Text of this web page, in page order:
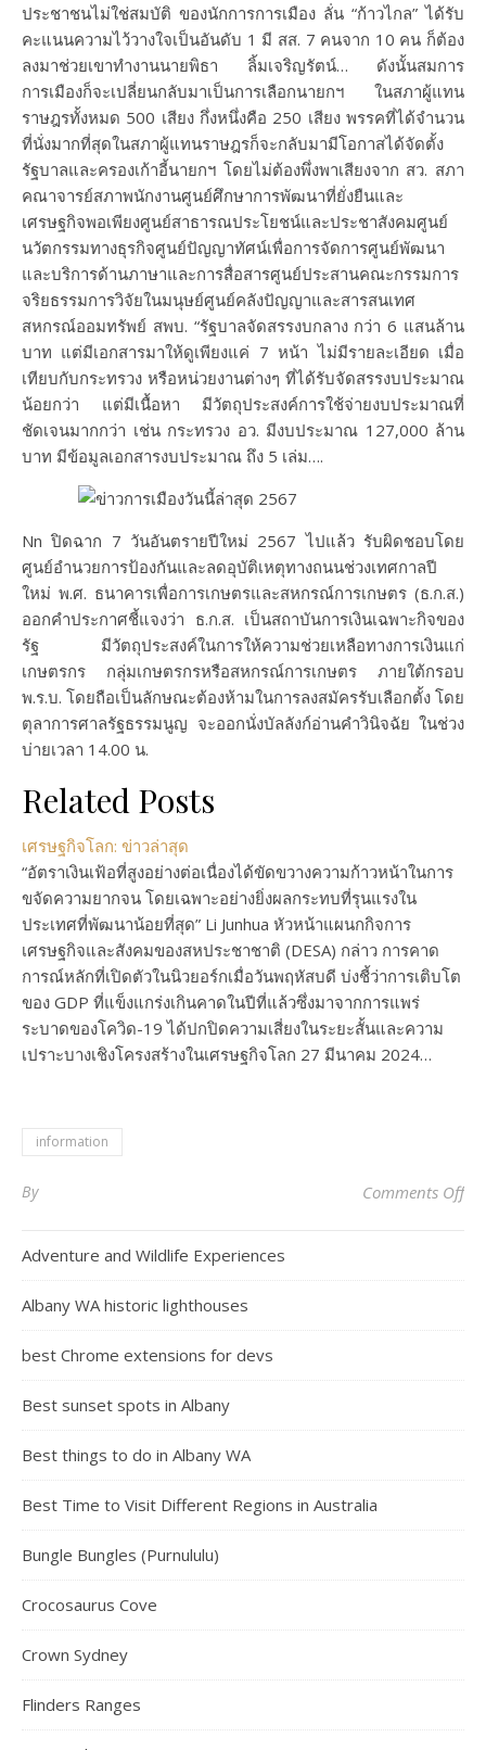
ประชาชนไม่ใช่สมบัติ ของนักการการเมือง ลั่น “ก้าวไกล” ได้รับ
คะแนนความไว้วางใจเป็นอันดับ 1 มี สส. 7 คนจาก 10 คน ก็ต้อง
ลงมาช่วยเขาทำงาน​นายพิธา ลิ้ม​เจริญ​รัตน์​… ดังนั้นสมการ
การเมืองก็จะเปลี่ยนกลับมาเป็นการเลือกนายกฯ ในสภาผู้แทน
ราษฎรทั้งหมด 500 เสียง กึ่งหนึ่งคือ 250 เสียง พรรคที่ได้จำนวน
ที่นั่งมากที่สุดในสภาผู้แทนราษฎรก็จะกลับมามีโอกาสได้จัดตั้ง
รัฐบาลและครองเก้าอี้นายกฯ โดยไม่ต้องพึ่งพาเสียงจาก สว. สภา
คณาจารย์สภาพนักงานศูนย์ศึกษาการพัฒนาที่ยั่งยืนและ
เศรษฐกิจพอเพียงศูนย์สาธารณประโยชน์และประชาสังคมศูนย์
นวัตกรรมทางธุรกิจศูนย์ปัญญาทัศน์เพื่อการจัดการศูนย์พัฒนา
และบริการด้านภาษาและการสื่อสารศูนย์ประสานคณะกรรมการ
จริยธรรมการวิจัยในมนุษย์ศูนย์คลังปัญญาและสารสนเทศ
สหกรณ์ออมทรัพย์ สพบ. “รัฐบาลจัดสรรงบกลาง กว่า 6 แสนล้าน
บาท แต่มีเอกสารมาให้ดูเพียงแค่ 7 หน้า ไม่มีรายละเอียด เมื่อ
เทียบกับกระทรวง หรือหน่วยงานต่างๆ ที่ได้รับจัดสรรงบประมาณ
น้อยกว่า แต่มีเนื้อหา มีวัตถุประสงค์การใช้จ่ายงบประมาณที่
ชัดเจนมากกว่า เช่น กระทรวง อว. มีงบประมาณ 127,000 ล้าน
บาท มีข้อมูลเอกสารงบประมาณ ถึง 5 เล่ม….
Nn ปิดฉาก 7 วันอันตรายปีใหม่ 2567 ไปแล้ว รับผิดชอบโดย
ศูนย์อำนวยการป้องกันและลดอุบัติเหตุทางถนนช่วงเทศกาลปี
ใหม่ พ.ศ. ธนาคารเพื่อการเกษตรและสหกรณ์การเกษตร (ธ.ก.ส.)
ออกคำประกาศชี้แจงว่า ธ.ก.ส. เป็นสถาบันการเงินเฉพาะกิจของ
รัฐ มีวัตถุประสงค์ในการให้ความช่วยเหลือทางการเงินแก่
เกษตรกร กลุ่มเกษตรกรหรือสหกรณ์การเกษตร ภายใต้กรอบ
พ.ร.บ. โดยถือเป็นลักษณะต้องห้ามในการลงสมัครรับเลือกตั้ง โดย
ตุลาการศาลรัฐธรรมนูญ จะออกนั่งบัลลังก์อ่านคำวินิจฉัย ในช่วง
บ่ายเวลา 14.00 น.
Related Posts
เศรษฐกิจโลก: ข่าวล่าสุด
“อัตราเงินเฟ้อที่สูงอย่างต่อเนื่องได้ขัดขวางความก้าวหน้าในการ
ขจัดความยากจน โดยเฉพาะอย่างยิ่งผลกระทบที่รุนแรงใน
ประเทศที่พัฒนาน้อยที่สุด” Li Junhua หัวหน้าแผนกกิจการ
เศรษฐกิจและสังคมของสหประชาชาติ (DESA) กล่าว การคาด
การณ์หลักที่เปิดตัวในนิวยอร์กเมื่อวันพฤหัสบดี บ่งชี้ว่าการเติบโต
ของ GDP ที่แข็งแกร่งเกินคาดในปีที่แล้วซึ่งมาจากการแพร่
ระบาดของโควิด-19 ได้ปกปิดความเสี่ยงในระยะสั้นและความ
เปราะบางเชิงโครงสร้างในเศรษฐกิจโลก 27 มีนาคม 2024…
information
By Comments Offon
Adventure and Wildlife Experiences
Albany WA historic lighthouses
best Chrome extensions for devs
Best sunset spots in Albany
Best things to do in Albany WA
Best Time to Visit Different Regions in Australia
Bungle Bungles (Purnululu)
Crocosaurus Cove
Crown Sydney
Flinders Ranges